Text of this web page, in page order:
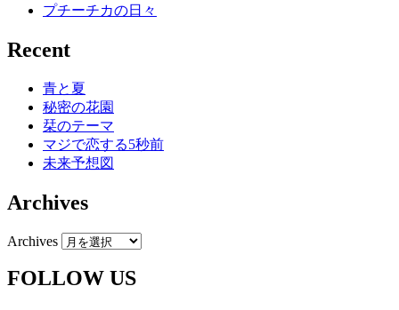
プチーチカの日々
Recent
青と夏
秘密の花園
栞のテーマ
マジで恋する5秒前
未来予想図
Archives
Archives
FOLLOW US